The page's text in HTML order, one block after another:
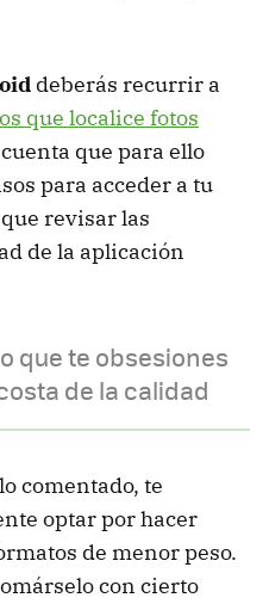
deberás recurrir a
que localice fotos
que para ello
para acceder a tu
revisar las
de la aplicación
que te obsesiones
de la calidad
comentado, te
optar por hacer
de menor peso.
con cierto